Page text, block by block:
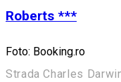
Roberts ***
Foto: Booking.ro
Strada Charles